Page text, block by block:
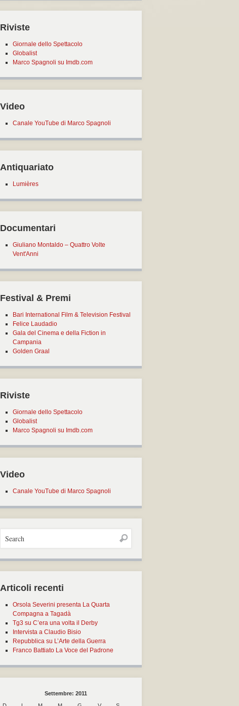
Riviste
Giornale dello Spettacolo
Globalist
Marco Spagnoli su Imdb.com
Video
Canale YouTube di Marco Spagnoli
Antiquariato
Lumières
Documentari
Giuliano Montaldo – Quattro Volte
Vent'Anni
Festival & Premi
Bari International Film & Television Festival
Felice Laudadio
Gala del Cinema e della Fiction in
Campania
Golden Graal
Riviste
Giornale dello Spettacolo
Globalist
Marco Spagnoli su Imdb.com
Video
Canale YouTube di Marco Spagnoli
Articoli recenti
Orsola Severini presenta La Quarta
Compagna a Tagadà
Tg3 su C’era una volta il Derby
Intervista a Claudio Bisio
Repubblica su L’Arte della Guerra
Franco Battiato La Voce del Padrone
Settembre: 2011